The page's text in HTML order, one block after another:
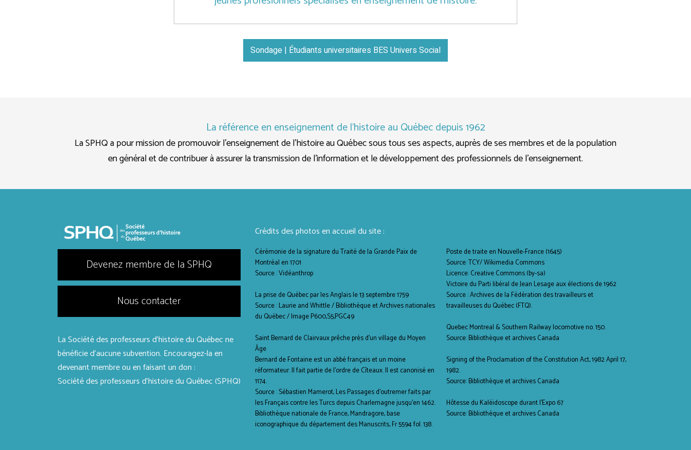
Sondage | Étudiants universitaires BES Univers Social
La référence en enseignement de l'histoire au Québec depuis 1962
La SPHQ a pour mission de promouvoir l’enseignement de l’histoire au Québec sous tous ses aspects, auprès de ses membres et de la population
en général et de contribuer à assurer la transmission de l’information et le développement des professionnels de l’enseignement.
Devenez membre de la SPHQ
Nous contacter
La Société des professeurs d'histoire du Québec ne
bénéficie d’aucune subvention. Encouragez-la en
devenant membre ou en faisant un don :
Société des professeurs d’histoire du Québec (SPHQ)
Crédits des photos en accueil du site :
Cérémonie de la signature du Traité de la Grande Paix de
Montréal en 1701
Source : Vidéanthrop
La prise de Québec par les Anglais le 13 septembre 1759
Source : Laurie and Whittle / Bibliothèque et Archives nationales
du Québec / Image P600,S5,PGC49
Saint Bernard de Clairvaux prêche près d'un village du Moyen
Âge
Bernard de Fontaine est un abbé français et un moine
réformateur. Il fait partie de l’ordre de Cîteaux. Il est canonisé en
1174.
Source : Sébastien Mamerot, Les Passages d'outremer faits par
les Français contre les Turcs depuis Charlemagne jusqu'en 1462.
Bibliothèque nationale de France, Mandragore, base
iconographique du département des Manuscrits, Fr 5594 fol. 138.
Poste de traite en Nouvelle-France (1645)
Source: TCY/ Wikimedia Commons
Licence: Creative Commons (by-sa)
Victoire du Parti libéral de Jean Lesage aux élections de 1962
Source : Archives de la Fédération des travailleurs et
travailleuses du Québec (FTQ).
Quebec Montreal & Southern Railway locomotive no. 150.
Source: Bibliothèque et archives Canada
Signing of the Proclamation of the Constitution Act, 1982 April 17,
1982.
Source: Bibliothèque et archives Canada
Hôtesse du Kaléidoscope durant l'Expo 67
Source: Bibliothèque et archives Canada